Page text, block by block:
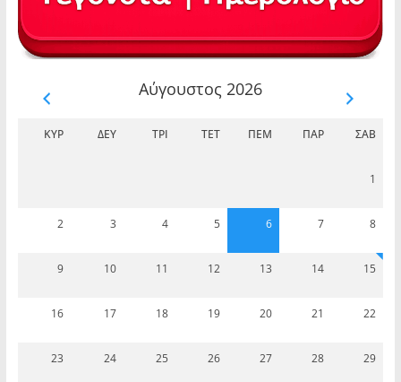
Αύγουστος 2026
ΚΥΡ ΔΕΥ ΤΡΊ ΤΕΤ ΠΈΜ ΠΑΡ ΣΆΒ
1
2 3 4 5 6 7 8
9 10 11 12 13 14 15
16 17 18 19 20 21 22
23 24 25 26 27 28 29